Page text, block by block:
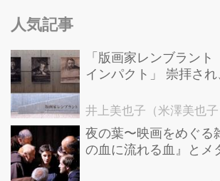
人気記事
「版画家レンブラン
インパクト」 崇拝さ
洋美術館にて9月23日
井上美也子（米澤美也子
夜の葉〜映画をめぐる
の血に流れる血』とメ